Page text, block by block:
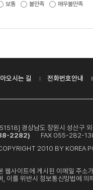
보통 불만족 매우불만족
오시는 길 전화번호안내
경상남도 창원시 성산
2282)
FAX 055-282-
2010 BY KOREA
웹사이트에 게시된 이메일 주소
, 이를 위반시 정보통신망법에